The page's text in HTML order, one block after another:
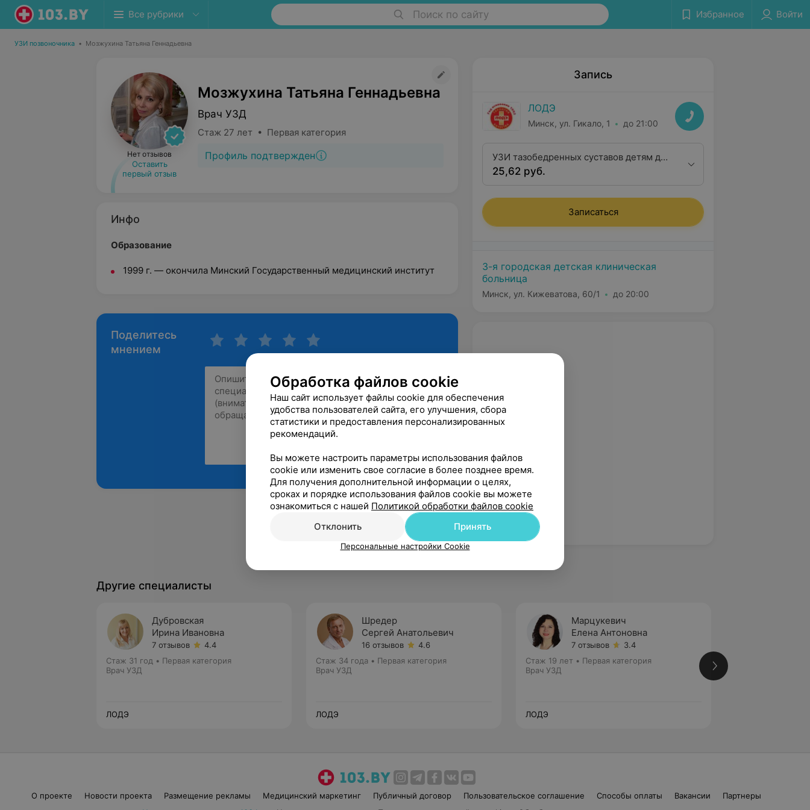
Все рубрики Поиск по сайту Избранное Войти
УЗИ позвоночника • Мозжухина Татьяна Геннадьевна
Нет отзывов
Оставить
первый отзыв
Мозжухина Татьяна Геннадьевна
Врач УЗД
Стаж 27 лет • Первая категория
Профиль подтвержден
Инфо
Образование
1999 г. — окончила Минский Государственный медицинский институт
Поделитесь
мнением
Запись
ЛОДЭ
Минск, ул. Гикало, 1 до 21:00
УЗИ тазобедренных суставов детям до
1 года с окружающими мягкими
25,62 руб.
Записаться
3-я городская детская клиническая
больница
Минск, ул. Кижеватова, 60/1 до 20:00
Другие специалисты
Дубровская
Ирина Ивановна
7 отзывов
4.4
Стаж 31 год • Первая категория
Врач УЗД
ЛОДЭ
Шредер
Сергей Анатольевич
16 отзывов
4.6
Стаж 34 года • Первая категория
Врач УЗД
ЛОДЭ
Марцукевич
Елена Антоновна
7 отзывов
3.4
Стаж 19 лет • Первая категория
Врач УЗД
ЛОДЭ
О проекте Новости проекта Размещение рекламы Медицинский маркетинг Публичный договор Пользовательское соглашение Способы оплаты Вакансии
Партнеры
Обработка файлов cookie
Наш сайт использует файлы cookie для обеспечения
удобства пользователей сайта, его улучшения, сбора
статистики и предоставления персонализированных
рекомендаций.
Вы можете настроить параметры использования файлов
cookie или изменить свое согласие в более позднее время.
Для получения дополнительной информации о целях,
сроках и порядке использования файлов cookie вы можете
ознакомиться с нашей Политикой обработки файлов cookie
Отклонить
Принять
Персональные настройки Cookie